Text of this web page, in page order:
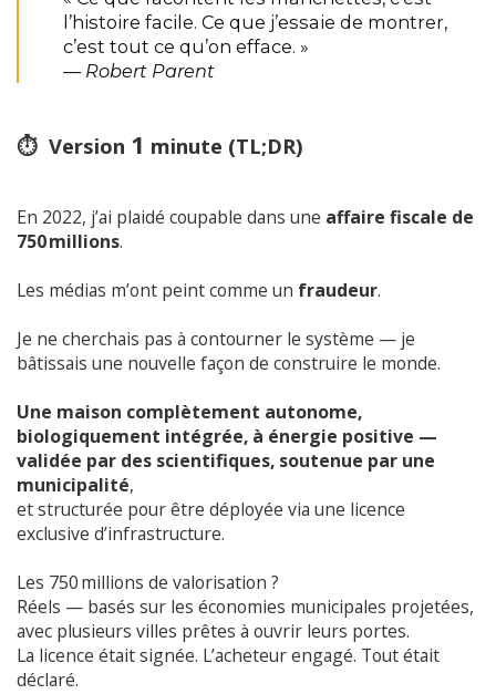
l’histoire facile. Ce que j’essaie de montrer,
c’est tout ce qu’on efface. »
— Robert Parent
⏱️ Version 1 minute (TL;DR)
En 2022, j’ai plaidé coupable dans une affaire fiscale de
750 millions.
Les médias m’ont peint comme un fraudeur.
Je ne cherchais pas à contourner le système — je
bâtissais une nouvelle façon de construire le monde.
Une maison complètement autonome,
biologiquement intégrée, à énergie positive —
validée par des scientifiques, soutenue par une
municipalité,
et structurée pour être déployée via une licence
exclusive d’infrastructure.
Les 750 millions de valorisation ?
Réels — basés sur les économies municipales projetées,
avec plusieurs villes prêtes à ouvrir leurs portes.
La licence était signée. L’acheteur engagé. Tout était
déclaré.